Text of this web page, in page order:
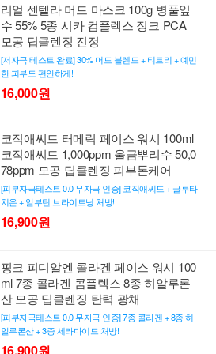
리얼 센텔라 머드 마스크 100g 병풀잎
수 55% 5종 시카 컴플렉스 징크 PCA
모공 딥클렌징 진정
[저자극 테스트 완료] 30% 머드 블렌드 + 티트리 + 예민
한 피부도 편안하게!
16,000원
코직애씨드 터메릭 페이스 워시 100ml
코직애씨드 1,000ppm 울금뿌리수 50,0
78ppm 모공 딥클렌징 피부톤케어
[피부자극테스트 0.0 무자극 인증] 코직애씨드 + 글루타
치온 + 알부틴 브라이트닝 처방!
16,900원
핑크 피디알엔 콜라겐 페이스 워시 100
ml 7종 콜라겐 콤플렉스 8종 히알루론
산 모공 딥클렌징 탄력 광채
[피부자극테스트 0.0 무자극 인증] 7종 콜라겐 + 8종 히
알루론산 + 3종 세라마이드 처방!